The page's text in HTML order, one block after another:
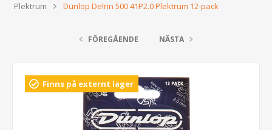
Plektrum
Dunlop Delrin 500 41P2.0 Plektrum 12-pack
FÖREGÅENDE NÄSTA
Finns på externt lager